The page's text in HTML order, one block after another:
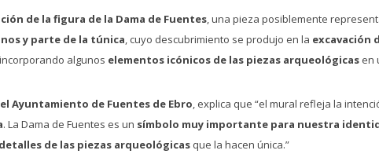
de la figura de la Dama de Fuentes, una pieza posiblemente
y parte de la túnica, cuyo descubrimiento se produjo en la excavación
incorporando algunos elementos icónicos de las piezas arqueológicas en
Ayuntamiento de Fuentes de Ebro, explica que “el mural refleja la
. La Dama de Fuentes es un símbolo muy importante para nuestra
detalles de las piezas arqueológicas que la hacen única.”